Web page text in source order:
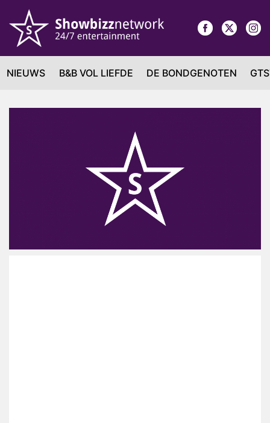
NIEUWS B&B VOL LIEFDE DE BONDGENOTEN